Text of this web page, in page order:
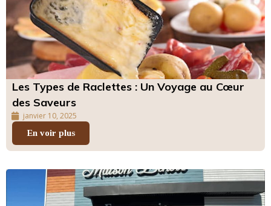
Les Types de Raclettes : Un Voyage au Cœur
des Saveurs
janvier 10, 2025
En voir plus